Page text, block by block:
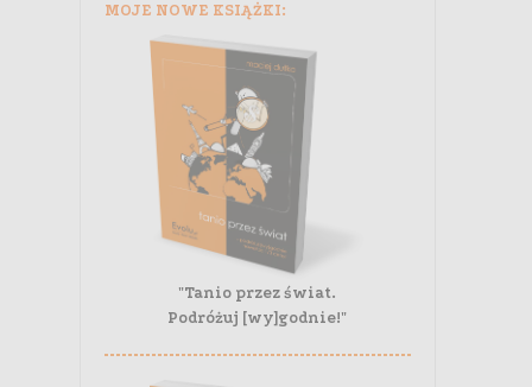
MOJE NOWE KSIĄŻKI:
"Tanio przez świat.
Podróżuj [wy]godnie!"